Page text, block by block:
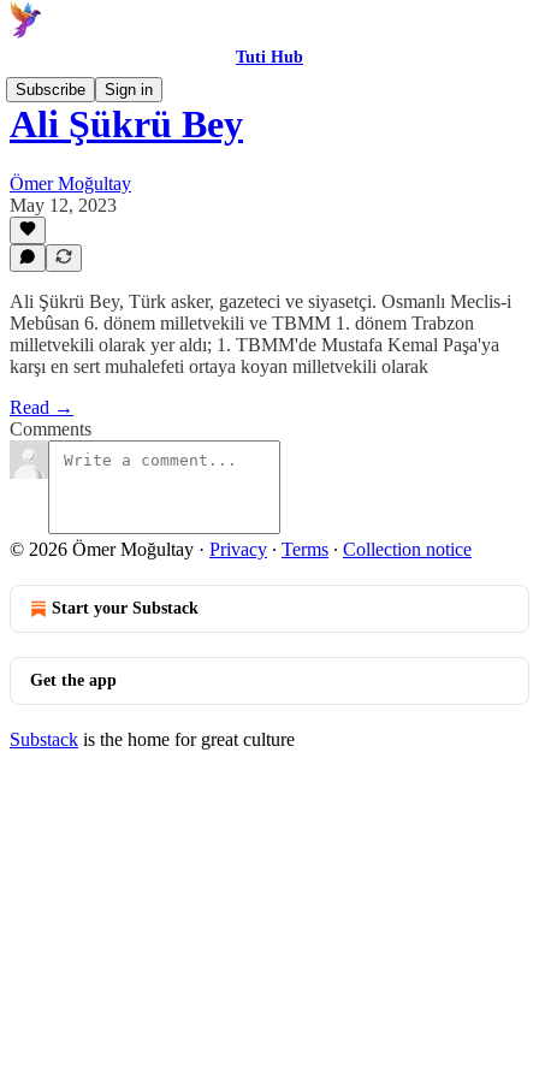
Tuti Hub
Subscribe
Sign in
Ali Şükrü Bey
Ömer Moğultay
May 12, 2023
Ali Şükrü Bey, Türk asker, gazeteci ve siyasetçi. Osmanlı Meclis-i
Mebûsan 6. dönem milletvekili ve TBMM 1. dönem Trabzon
milletvekili olarak yer aldı; 1. TBMM'de Mustafa Kemal Paşa'ya
karşı en sert muhalefeti ortaya koyan milletvekili olarak
Read →
Comments
© 2026 Ömer Moğultay · Privacy ∙ Terms ∙ Collection notice
Start your Substack
Get the app
Substack is the home for great culture